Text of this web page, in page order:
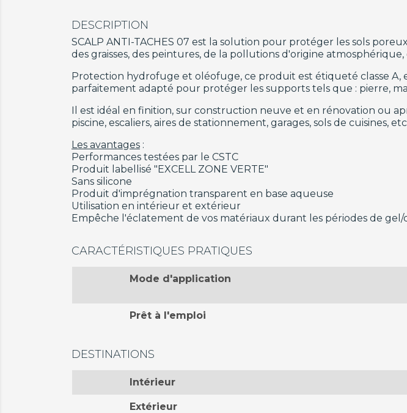
DESCRIPTION
SCALP ANTI-TACHES 07 est la solution pour protéger les sols
des graisses, des peintures, de la pollutions d'origine atmosphérique,
Protection hydrofuge et oléofuge, ce produit est étiqueté classe
parfaitement adapté pour protéger les supports tels que : pierre,
Il est idéal en finition, sur construction neuve et en rénovation ou
piscine, escaliers, aires de stationnement, garages, sols de cuisines,
Les avantages :
Performances testées par le CSTC
Produit labellisé "EXCELL ZONE VERTE"
Sans silicone
Produit d'imprégnation transparent en base aqueuse
Utilisation en intérieur et extérieur
Empêche l'éclatement de vos matériaux durant les périodes de gel/
CARACTÉRISTIQUES PRATIQUES
Mode d'application
Prêt à l'emploi
DESTINATIONS
Intérieur
Extérieur